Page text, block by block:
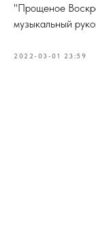
"Прощеное
музыкальный
2022-03-01 23:59